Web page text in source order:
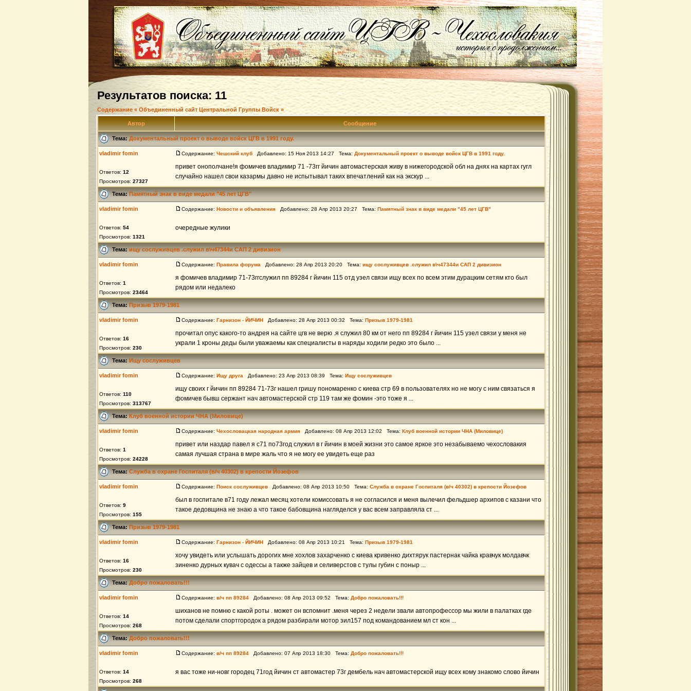
Результатов поиска: 11
Содержание « Объединенный сайт Центральной Группы Войск »
Автор Сообщение
Тема:Документальный проект о выводе войск ЦГВ в 1991 году.
vladimir fomin
Ответов: 12
Просмотров: 27327
Содержание: Чешский клуб Добавлено: 15 Ноя 2013 14:27 Тема: Документальный проект о выводе войск ЦГВ в 1991 году.
привет онополчане!я фомичев владимир 71 -73гг йичин автомастерская живу в нижегородской обл на днях на картах гугл
случайно нашел свои казармы давно не испытывал таких впечатлений как на экскур ...
Тема:Памятный знак в виде медали "45 лет ЦГВ"
vladimir fomin
Ответов: 54
Просмотров: 1321
Содержание: Новости и объявления Добавлено: 28 Апр 2013 20:27 Тема: Памятный знак в виде медали "45 лет ЦГВ"
очередные жулики
Тема:ищу сослуживцев .служил в\ч47344и САП 2 дивизион
vladimir fomin
Ответов: 1
Просмотров: 23464
Содержание: Правила форума Добавлено: 28 Апр 2013 20:20 Тема: ищу сослуживцев .служил в\ч47344и САП 2 дивизион
я фомичев владимир 71-73ггслужил пп 89284 г йичин 115 отд узел связи ищу всех по всем этим дурацким сетям кто был
рядом или недалеко
Тема:Призыв 1979-1981
vladimir fomin
Ответов: 16
Просмотров: 230
Содержание: Гарнизон - ЙИЧИН Добавлено: 28 Апр 2013 00:32 Тема: Призыв 1979-1981
прочитал опус какого-то андрея на сайте цгв не верю .я служил 80 км от него пп 89284 г йичин 115 узел связи у меня не
украли 1 кроны деды были уважаемы как специалисты в наряды ходили редко это было ...
Тема:Ищу сослуживцев
vladimir fomin
Ответов: 110
Просмотров: 313767
Содержание: Ищу друга Добавлено: 23 Апр 2013 08:39 Тема: Ищу сослуживцев
ищу своих г йичин пп 89284 71-73г нашел гришу пономаренко с киева стр 69 в пользователях но не могу с ним связаться я
фомичев бывш сержант нач автомастерской стр 119 там же фомин -это тоже я ...
Тема:Клуб военной истории ЧНА (Миловице)
vladimir fomin
Ответов: 1
Просмотров: 24228
Содержание: Чехословацкая народная армия Добавлено: 08 Апр 2013 12:02 Тема: Клуб военной истории ЧНА (Миловице)
привет или наздар павел я с71 по73год служил в г йичин в моей жизни это самое яркое это незабываемо чехословакия
самая лучшая страна в мире жаль что я не могу ее увидеть еще раз
Тема:Служба в охране Госпиталя (в/ч 40302) в крепости Йозефов
vladimir fomin
Ответов: 9
Просмотров: 155
Содержание: Поиск сослуживцев Добавлено: 08 Апр 2013 10:50 Тема: Служба в охране Госпиталя (в/ч 40302) в крепости Йозефов
был в госпитале в71 году лежал месяц хотели комиссовать я не согласился и меня вылечил фельдшер архипов с казани что
такое дедовщина не знаю а что такое бабовщина нагляделся у вас всем заправляла ст ...
Тема:Призыв 1979-1981
vladimir fomin
Ответов: 16
Просмотров: 230
Содержание: Гарнизон - ЙИЧИН Добавлено: 08 Апр 2013 10:21 Тема: Призыв 1979-1981
хочу увидеть или услышать дорогих мне хохлов захарченко с киева кривенко дихтярук пастернак чайка кравчук молдавчк
зиненко дурных кувач с одессы а также зайцев и селиверстов с тулы губин с поныр ...
Тема:Добро пожаловать!!!
vladimir fomin
Ответов: 14
Просмотров: 268
Содержание: в/ч пп 89284 Добавлено: 08 Апр 2013 09:52 Тема: Добро пожаловать!!!
шиханов не помню с какой роты . может он вспомнит .меня через 2 недели звали автопрофессор мы жили в палатках где
потом сделали спортгородок а рядом разбирали мотор зил157 под командованием мл ст кон ...
Тема:Добро пожаловать!!!
vladimir fomin
Ответов: 14
Просмотров: 268
Содержание: в/ч пп 89284 Добавлено: 07 Апр 2013 18:30 Тема: Добро пожаловать!!!
я вас тоже ни-новг городец 71год йичин ст автомастер 73г дембель нач автомастерской ищу всех кому знакомо слово йичин